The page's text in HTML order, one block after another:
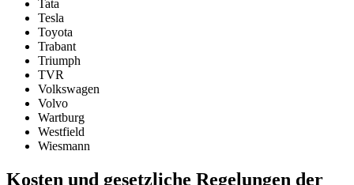
Tata
Tesla
Toyota
Trabant
Triumph
TVR
Volkswagen
Volvo
Wartburg
Westfield
Wiesmann
Kosten und gesetzliche Regelungen der